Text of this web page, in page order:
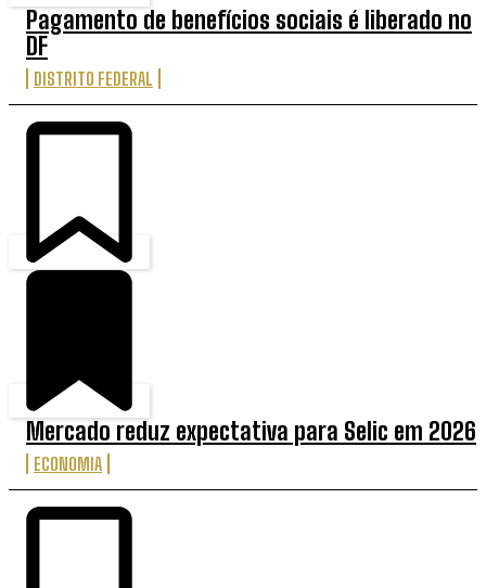
Pagamento de benefícios sociais é liberado no
DF
DISTRITO FEDERAL
Mercado reduz expectativa para Selic em 2026
ECONOMIA